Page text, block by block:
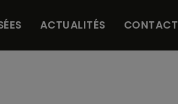
ACTUALITÉS CONTACT